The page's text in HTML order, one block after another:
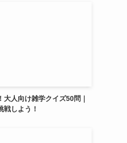
人向け雑学クイズ50問｜
戦しよう！